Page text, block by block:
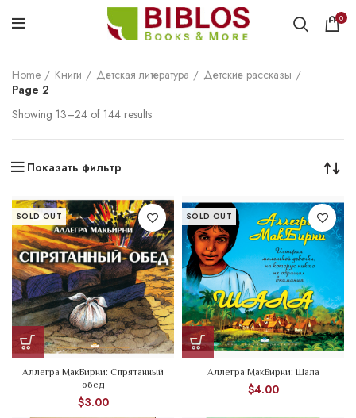
0
Home Книги Детская литература
Детские рассказы
Page 2
Showing 13–24 of 144 results
Показать фильтр
SOLD OUT
Аллегра МакБирни: Спрятанный
обед
$3.00
SOLD OUT
Аллегра МакБирни: Шала
$4.00